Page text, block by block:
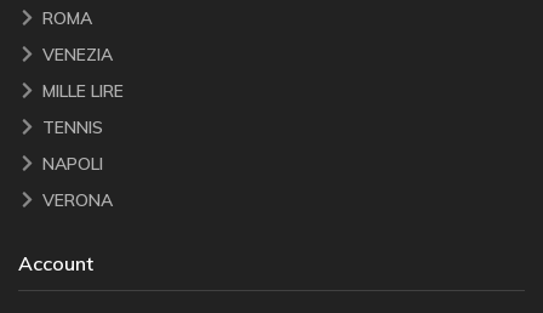
ROMA
VENEZIA
MILLE LIRE
TENNIS
NAPOLI
VERONA
Account